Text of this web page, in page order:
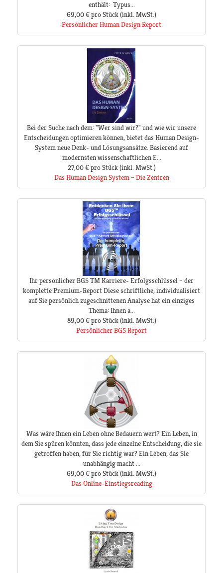
enthält: Typus...
69,00 €pro Stück(inkl. MwSt.)
Persönlicher Human Design Report
Bei der Suche nach dem: "Wer sind wir?" und wie wir unsere
Entscheidungen optimieren können, bietet das Human Design-
System neue Denk- und Lösungsansätze. Basierend auf
modernsten wissenschaftlichen E...
27,00 € pro Stück(inkl. MwSt.)
Das Human Design System – Die Zentren
Ihr persönlicher BG5 TM Karriere- Erfolgsschlüssel – der
komplette Premium-Report Diese schriftliche, individualisiert
auf Sie persönlich zugeschnittenen Analyse hat ein einziges
Thema: Ihnen a...
89,00 € pro Stück(inkl. MwSt.)
Persönlicher BG5 Report
Was wäre Ihnen ein Leben ohne Bedauern wert? Ein Leben, in
dem Sie spüren könnten, dass jede einzelne Entscheidung, die sie
getroffen haben, für Sie richtig war? Ein Leben, das Sie
unabhängig macht ...
69,00 €pro Stück(inkl. MwSt.)
Das Online-Einstiegsreading